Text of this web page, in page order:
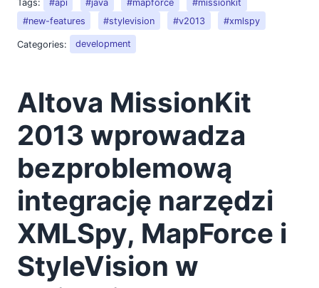
Tags:
#api #java #mapforce
#missionkit
#new-features
#stylevision #v2013 #xmlspy
Categories: development
Altova MissionKit
2013 wprowadza
bezproblemową
integrację narzędzi
XMLSpy, MapForce i
StyleVision w